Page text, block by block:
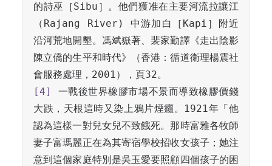
的詩巫［Sibu］。他們獲准在主要河流拉讓江
（Rajang River) 中游加白［Kapi］附近
沿河荒地開墾。馮斌嶽著、裴家勤譯《走出陰影
陳立僑的生平和時代》（香港：循道衛理楊震社
[4]
一戰後世界橡膠市場不景而導致橡膠價錢
大跌，天根這時又染上鴉片煙癮。1921年「他
認為這樣一對兒女兒不致餓死。那時富雅各牧師
妻子富瑪麗正在為其寄宿學校招收女孩子；她注
意到這個家庭特別是吳玉愛要照顧四個孩子的困